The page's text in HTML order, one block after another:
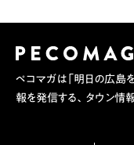
ペコマガは「明日の広島
報を発信する、タウン情